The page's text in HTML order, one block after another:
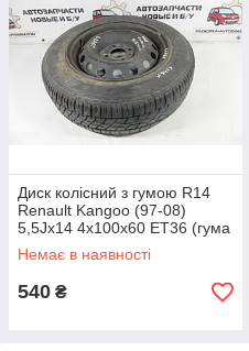
Диск колісний з гумою R14
Renault Kangoo (97-08)
5,5Jx14 4x100x60 ET36 (гума
175/65 R14)
Немає в наявності
540 ₴